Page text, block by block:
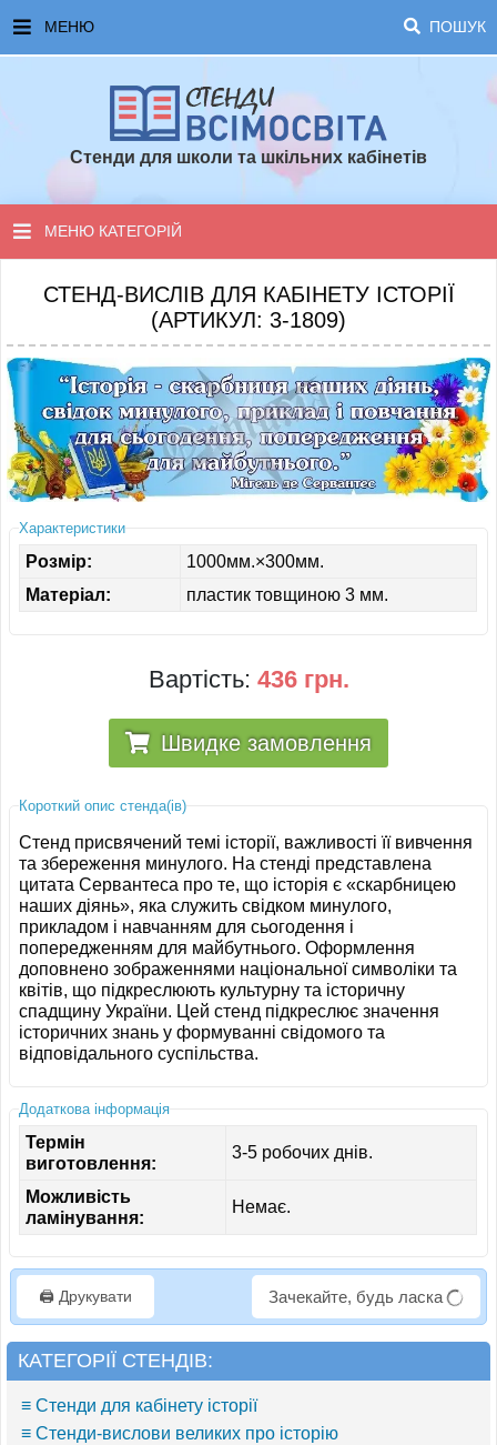
МЕНЮ ПОШУК
ЧАСТІ ЗАПИТАННЯ ТА ВІДПОВІДІ
ТОПОВІ ПРОПОЗИЦІЇ
Стенди для школи та шкільних кабінетів
МЕНЮ КАТЕГОРІЙ
СТЕНДИ ДЛЯ НУШ
СТЕНДИ ДЛЯ ПОЧАТКОВОЇ ШКОЛИ
СТЕНДИ ДЛЯ КАБІНЕТІВ
СТЕНДИ ДЛЯ ШКОЛИ
ІНШЕ
СТЕНД-ВИСЛІВ ДЛЯ КАБІНЕТУ ІСТОРІЇ
(АРТИКУЛ: 3-1809)
Характеристики
Розмір:
1000мм.×300мм.
Матеріал:
пластик товщиною 3 мм.
Вартість: 436 грн.
Швидке замовлення
Короткий опис стенда(ів)
Стенд присвячений темі історії, важливості її вивчення
та збереження минулого. На стенді представлена
цитата Сервантеса про те, що історія є «скарбницею
наших діянь», яка служить свідком минулого,
прикладом і навчанням для сьогодення і
попередженням для майбутнього. Оформлення
доповнено зображеннями національної символіки та
квітів, що підкреслюють культурну та історичну
спадщину України. Цей стенд підкреслює значення
історичних знань у формуванні свідомого та
відповідального суспільства.
Додаткова інформація
Термін
виготовлення:
3-5 робочих днів.
Можливість
ламінування:
Немає.
🖨️ Друкувати Зачекайте, будь ласка
КАТЕГОРІЇ СТЕНДІВ:
≡ Стенди для кабінету історії
≡ Стенди-вислови великих про історію